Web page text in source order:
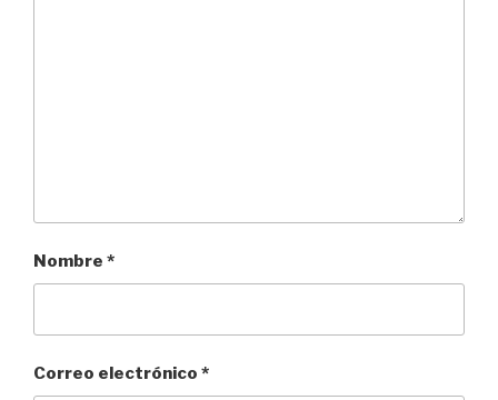
Nombre *
Correo electrónico *